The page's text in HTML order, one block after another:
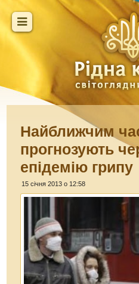
Найближчим
прогнозують
епідемію грипу
15 січня 2013 о 12:58